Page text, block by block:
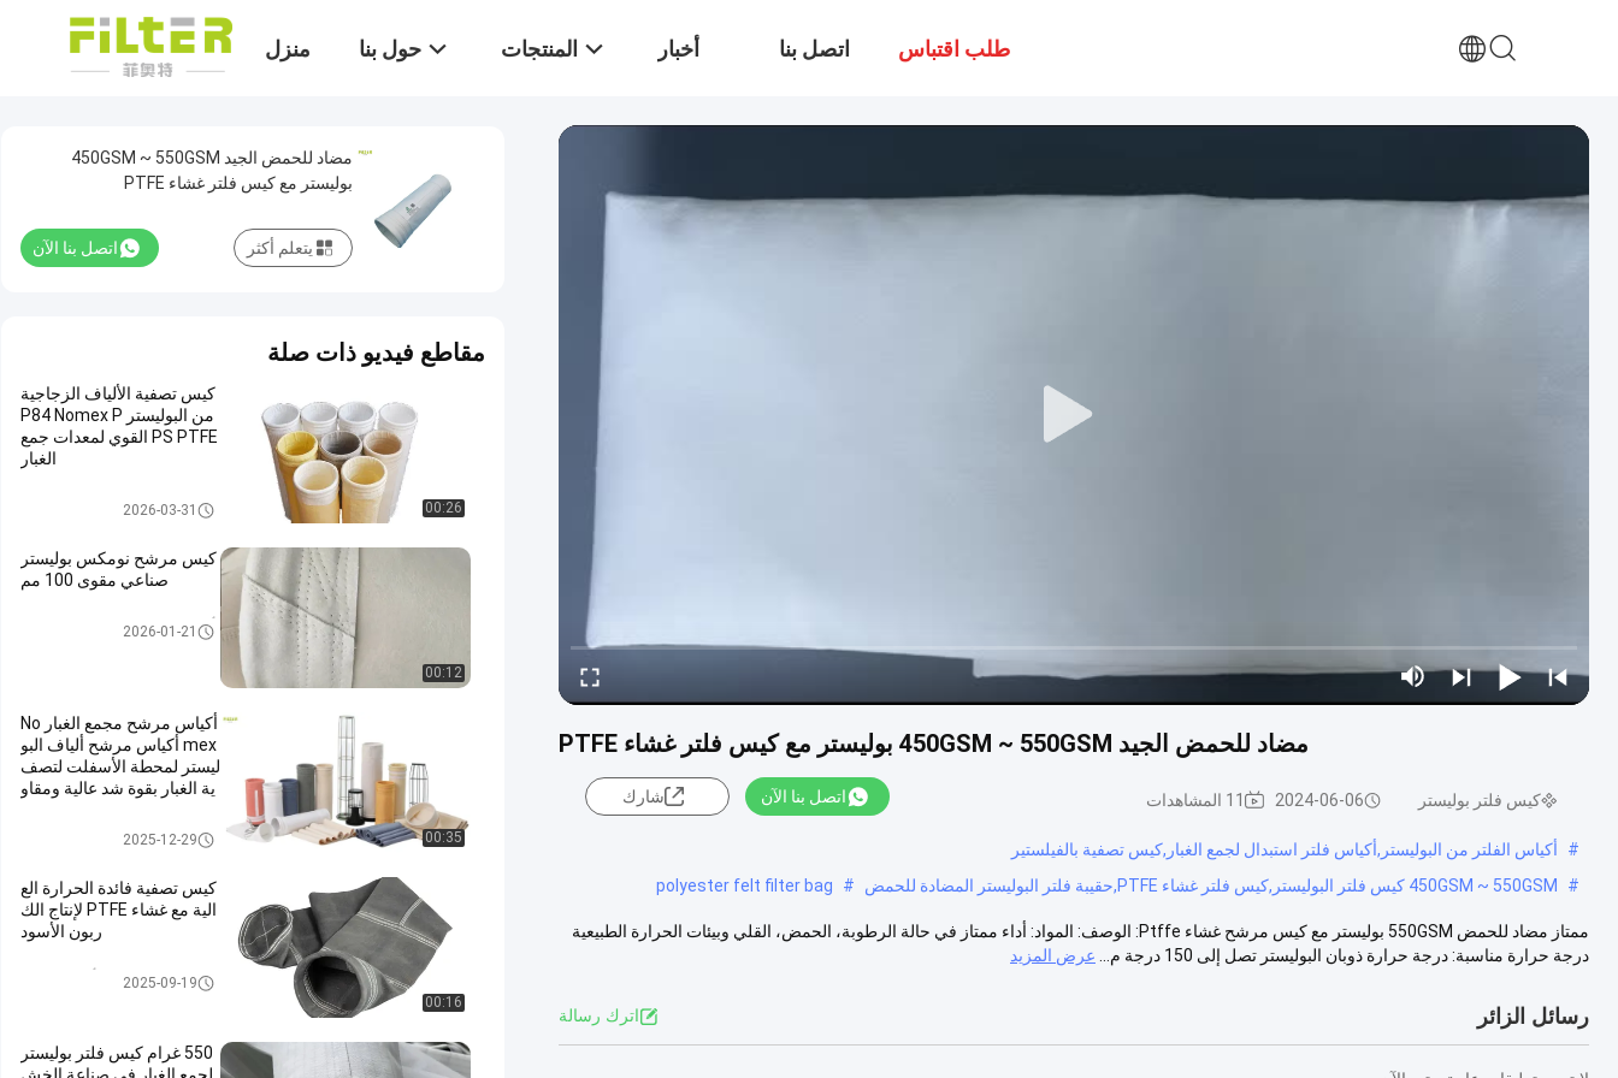
منزل حول بنا المنتجات أخبار اتصل بنا طلب اقتباس
مضاد للحمض الجيد 450GSM ~ 550GSM بوليستر مع كيس فلتر غشاء PTFE
كيس فلتر بوليستر 2024-06-06 11 المشاهدات اتصل بنا الآن شارك
#
أكياس الفلتر من البوليستر,أكياس فلتر استبدال لجمع الغبار,كيس تصفية بالفيلستير
#
450GSM ~ 550GSM كيس فلتر البوليستر,كيس فلتر غشاء PTFE,حقيبة فلتر البوليستر المضادة للحمض #
polyester felt filter bag
ممتاز مضاد للحمض 550GSM بوليستر مع كيس مرشح غشاء Ptffe: الوصف: المواد: أداء ممتاز في حالة الرطوبة، الحمض، القلي وبيئات الحرارة الطبيعية
درجة حرارة مناسبة: درجة حرارة ذوبان البوليستر تصل إلى 150 درجة م...
عرض المزيد
رسائل الزائر اترك رسالة
مضاد للحمض الجيد 450GSM ~ 550GSM
بوليستر مع كيس فلتر غشاء PTFE
اتصل بنا الآن يتعلم أكثر
مقاطع فيديو ذات صلة
00:26
كيس تصفية الألياف الزجاجية
من البوليستر P84 Nomex P
PS PTFE القوي لمعدات جمع
الغبار
كيس فلتر بوليستر2026-03-31
00:12
كيس مرشح نومكس بوليستر
صناعي مقوى 100 مم
أكياس المرشحات عالية درجة الح
2026-01-21
00:35
أكياس مرشح مجمع الغبار No
mex أكياس مرشح ألياف البو
ليستر لمحطة الأسفلت لتصف
ية الغبار بقوة شد عالية ومقاو
كيس فلتر بوليستر2025-12-29
00:16
كيس تصفية فائدة الحرارة الع
الية مع غشاء PTFE لإنتاج الك
ربون الأسود
كيس فلتر من ألياف الزجاج
2025-09-19
550 غرام كيس فلتر بوليستر